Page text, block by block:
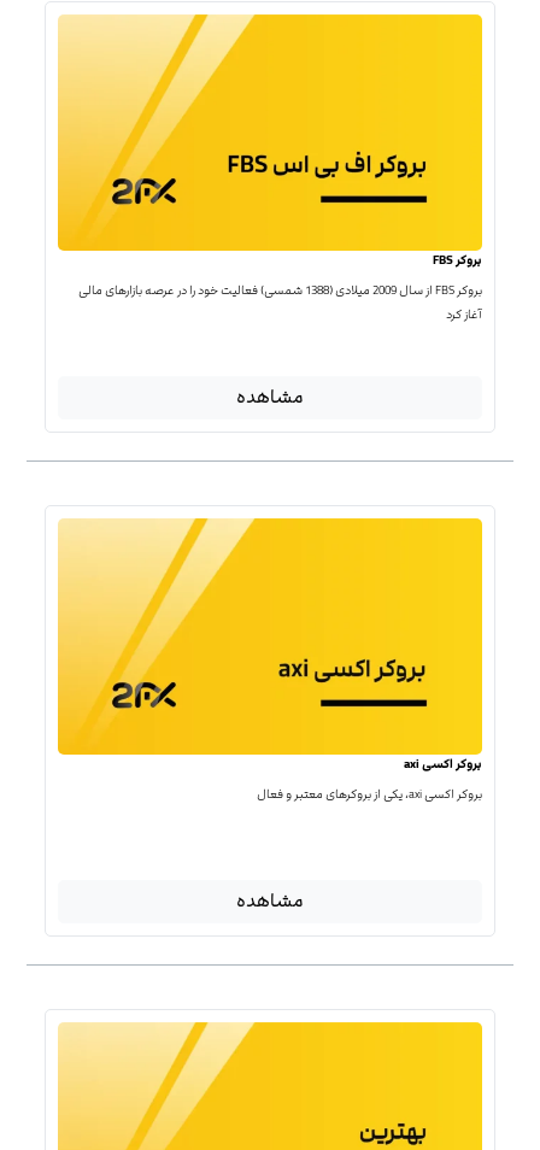
بروکر FBS
بروکر FBS از سال 2009 میلادی (1388 شمسی) فعالیت خود را در عرصه بازارهای مالی
آغاز کرد
مشاهده
بروکر اکسی axi
بروکر اکسی axi، یکی از بروکرهای معتبر و فعال
مشاهده